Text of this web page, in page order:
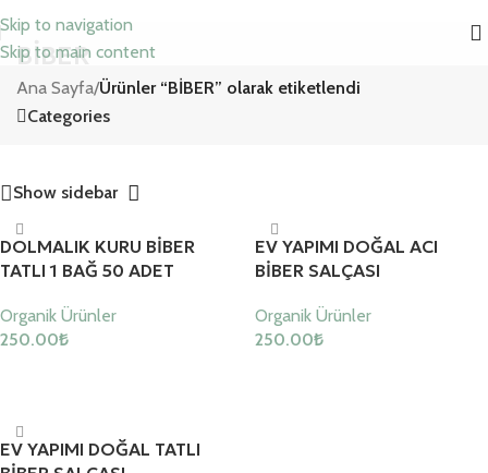
Skip to navigation
Skip to main content
BİBER
Ana Sayfa/Ürünler “BİBER” olarak etiketlendi
Categories
Show sidebar
DOLMALIK KURU BİBER
TATLI 1 BAĞ 50 ADET
Organik Ürünler
250.00₺
EV YAPIMI DOĞAL ACI
BİBER SALÇASI
Organik Ürünler
250.00₺
EV YAPIMI DOĞAL TATLI